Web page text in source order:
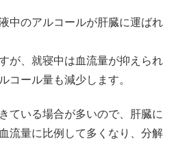
中のアルコールが肝臓に運ばれ
が、就寝中は血流量が抑えられ
コール量も減少します。
ている場合が多いので、肝臓に
流量に比例して多くなり、分解